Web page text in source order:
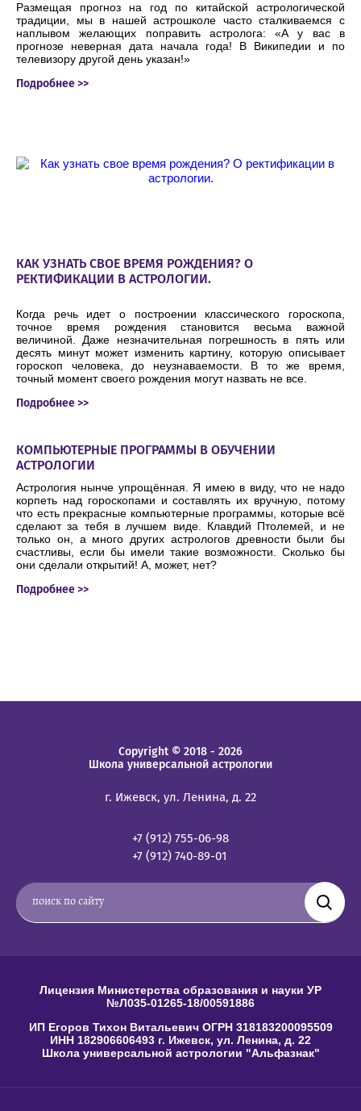
Размещая прогноз на год по китайской астрологической
традиции, мы в нашей астрошколе часто сталкиваемся с
наплывом желающих поправить астролога: «А у вас в
прогнозе неверная дата начала года! В Википедии и по
телевизору другой день указан!»
Подробнее >>
КАК УЗНАТЬ СВОЕ ВРЕМЯ РОЖДЕНИЯ? О
РЕКТИФИКАЦИИ В АСТРОЛОГИИ.
Когда речь идет о построении классического гороскопа,
точное время рождения становится весьма важной
величиной. Даже незначительная погрешность в пять или
десять минут может изменить картину, которую описывает
гороскоп человека, до неузнаваемости. В то же время,
точный момент своего рождения могут назвать не все.
Подробнее >>
КОМПЬЮТЕРНЫЕ ПРОГРАММЫ В ОБУЧЕНИИ
АСТРОЛОГИИ
Астрология нынче упрощённая. Я имею в виду, что не надо
корпеть над гороскопами и составлять их вручную, потому
что есть прекрасные компьютерные программы, которые всё
сделают за тебя в лучшем виде. Клавдий Птолемей, и не
только он, а много других астрологов древности были бы
счастливы, если бы имели такие возможности. Сколько бы
они сделали открытий! А, может, нет?
Подробнее >>
Copyright © 2018 - 2026
Школа универсальной астрологии
г. Ижевск, ул. Ленина, д. 22
+7 (912) 755-06-98
+7 (912) 740-89-01
Лицензия Министерства образования и науки УР
№Л035-01265-18/00591886
ИП Егоров Тихон Витальевич ОГРН 318183200095509
ИНН 182906606493 г. Ижевск, ул. Ленина, д. 22
Школа универсальной астрологии "Альфазнак"